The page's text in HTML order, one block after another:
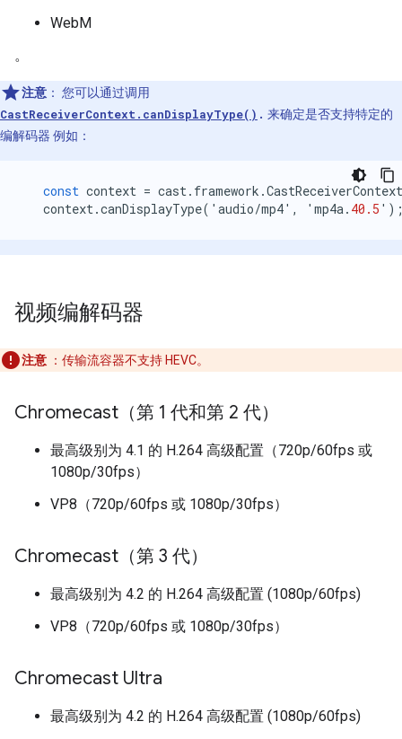
WebM
。
注意 ： 您可以通过调用
CastReceiverContext.canDisplayType() . 来确定是否支持特定的
编解码器 例如：
const context = cast. framework .CastReceiverContext
context.canDisplayType( ' audio/mp4' , ' mp4a. 40.5 '
视频编解码器
注意 ：传输流容器不支持 HEVC。
Chromecast（第 1 代和第 2 代）
最高级别为 4.1 的 H.264 高级配置（720p/60fps 或
1080p/30fps）
VP8（720p/60fps 或 1080p/30fps）
Chromecast（第 3 代）
最高级别为 4.2 的 H.264 高级配置 (1080p/60fps)
VP8（720p/60fps 或 1080p/30fps）
Chromecast Ultra
最高级别为 4.2 的 H.264 高级配置 (1080p/60fps)